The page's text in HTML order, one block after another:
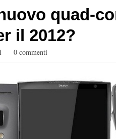
quad-
il 2012?
0 commenti